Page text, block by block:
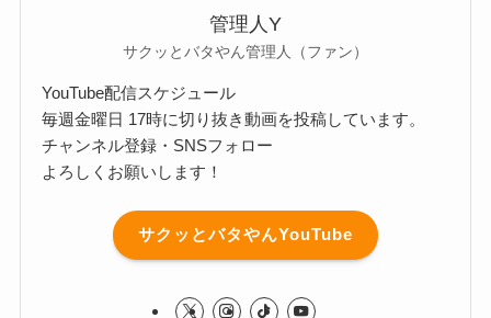
管理人Y
サクッとバタやん管理人（ファン）
YouTube配信スケジュール
毎週金曜日 17時に切り抜き動画を投稿しています。
チャンネル登録・SNSフォロー
よろしくお願いします！
サクッとバタやんYouTube